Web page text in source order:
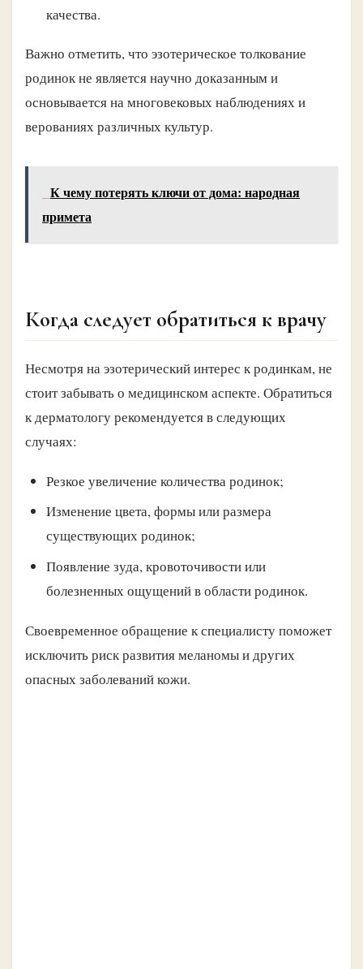
качества.
Важно отметить, что эзотерическое толкование
родинок не является научно доказанным и
основывается на многовековых наблюдениях и
верованиях различных культур.
К чему потерять ключи от дома: народная
примета
Когда следует обратиться к врачу
Несмотря на эзотерический интерес к родинкам, не
стоит забывать о медицинском аспекте. Обратиться
к дерматологу рекомендуется в следующих
случаях:
Резкое увеличение количества родинок;
Изменение цвета, формы или размера
существующих родинок;
Появление зуда, кровоточивости или
болезненных ощущений в области родинок.
Своевременное обращение к специалисту поможет
исключить риск развития меланомы и других
опасных заболеваний кожи.